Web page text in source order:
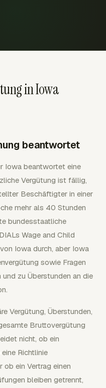
in Iowa
beantwortet
Iowa beantwortet eine
Vergütung ist fällig,
Beschäftigter in einer
mehr als 40 Stunden
bundesstaatliche
Wage and Child
Iowa durch, aber Iowa
sowie Fragen
zu Überstunden an die
Vergütung, Überstunden,
Bruttovergütung
nicht, ob ein
Richtlinie
ein Vertrag einen
bleiben getrennt,